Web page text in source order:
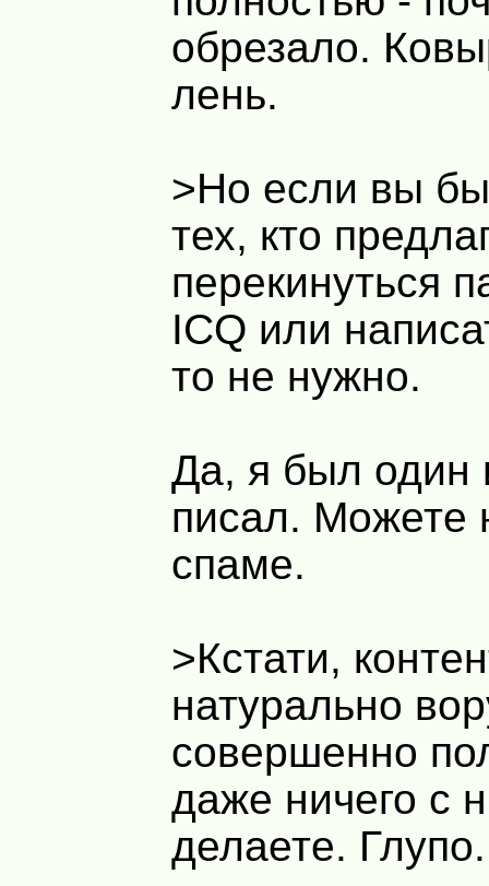
обрезало.
лень.
>Но если вы
тех, кто
перекинуться
ICQ или
то не нужно.
Да, я был один
писал. Можете
спаме.
>Кстати,
натурально
совершенно
даже ничего с
делаете. Глупо.